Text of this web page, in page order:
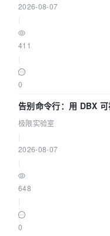
2026-08-07
411
0
告别命令行：用 DBX
极限实验室
2026-08-07
648
0